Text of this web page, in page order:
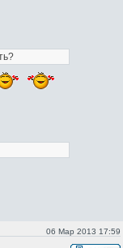
06 Мар 2013 17:59